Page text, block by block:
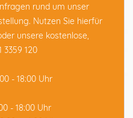
rund um unser
Nutzen Sie hierfür
unsere kostenlose,
3359 120
- 18:00 Uhr
- 18:00 Uhr